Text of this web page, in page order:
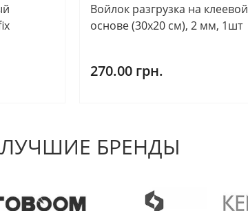
Войлок разгрузка на клеевой
основе (30х20 см), 2 мм, 1шт
270.00 грн.
БРЕНДЫ